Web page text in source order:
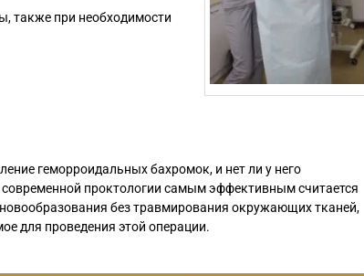
также при необходимости
геморроидальных бахромок, и нет ли у него
проктологии самым эффективным считается
без травмирования окружающих тканей,
для проведения этой операции.